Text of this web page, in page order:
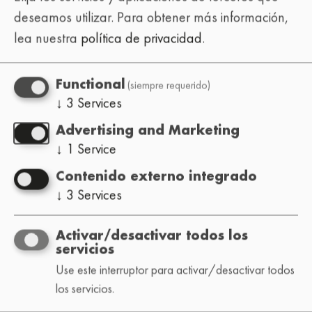
PASADO
7th Edition
Toronto - High Notes Coffee
08/11/2025
Mr. Ilango • Fate B • RT3 Beats • Chin Beats
• Flowreal. • Coldfingerz • Tnbtz • Reazhun
• Emperor Bohe • Josh Grant
deseamos utilizar. Para obtener más información,
lea nuestra política de privacidad.
Functional (siempre requerido)
↓ 3 Services
Advertising and Marketing
↓ 1 Service
Contenido externo integrado
↓ 3 Services
Activar/desactivar todos los
servicios
Use este interruptor para activar/desactivar todos
los servicios.